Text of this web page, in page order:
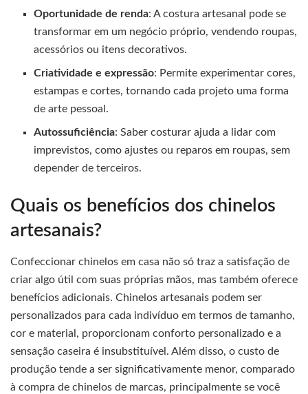
Oportunidade de renda: A costura artesanal pode se
transformar em um negócio próprio, vendendo roupas,
acessórios ou itens decorativos.
Criatividade e expressão: Permite experimentar cores,
estampas e cortes, tornando cada projeto uma forma
de arte pessoal.
Autossuficiência: Saber costurar ajuda a lidar com
imprevistos, como ajustes ou reparos em roupas, sem
depender de terceiros.
Quais os benefícios dos chinelos
artesanais?
Confeccionar chinelos em casa não só traz a satisfação de
criar algo útil com suas próprias mãos, mas também oferece
benefícios adicionais. Chinelos artesanais podem ser
personalizados para cada indivíduo em termos de tamanho,
cor e material, proporcionam conforto personalizado e a
sensação caseira é insubstituível. Além disso, o custo de
produção tende a ser significativamente menor, comparado
à compra de chinelos de marcas, principalmente se você